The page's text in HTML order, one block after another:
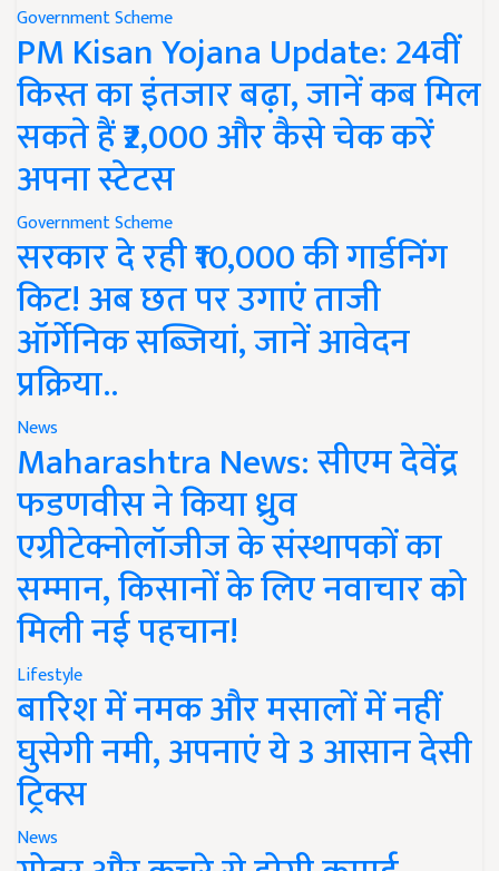
Government Scheme
PM Kisan Yojana Update: 24वीं
किस्त का इंतजार बढ़ा, जानें कब मिल
सकते हैं ₹2,000 और कैसे चेक करें
अपना स्टेटस
Government Scheme
सरकार दे रही ₹10,000 की गार्डनिंग
किट! अब छत पर उगाएं ताजी
ऑर्गेनिक सब्जियां, जानें आवेदन
प्रक्रिया..
News
Maharashtra News: सीएम देवेंद्र
फडणवीस ने किया ध्रुव
एग्रीटेक्नोलॉजीज के संस्थापकों का
सम्मान, किसानों के लिए नवाचार को
मिली नई पहचान!
Lifestyle
बारिश में नमक और मसालों में नहीं
घुसेगी नमी, अपनाएं ये 3 आसान देसी
ट्रिक्स
News